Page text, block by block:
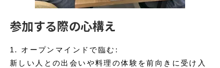
参加する際の心構え
1. オープンマインドで臨む:
新しい人との出会いや料理の体験を前向きに受け入